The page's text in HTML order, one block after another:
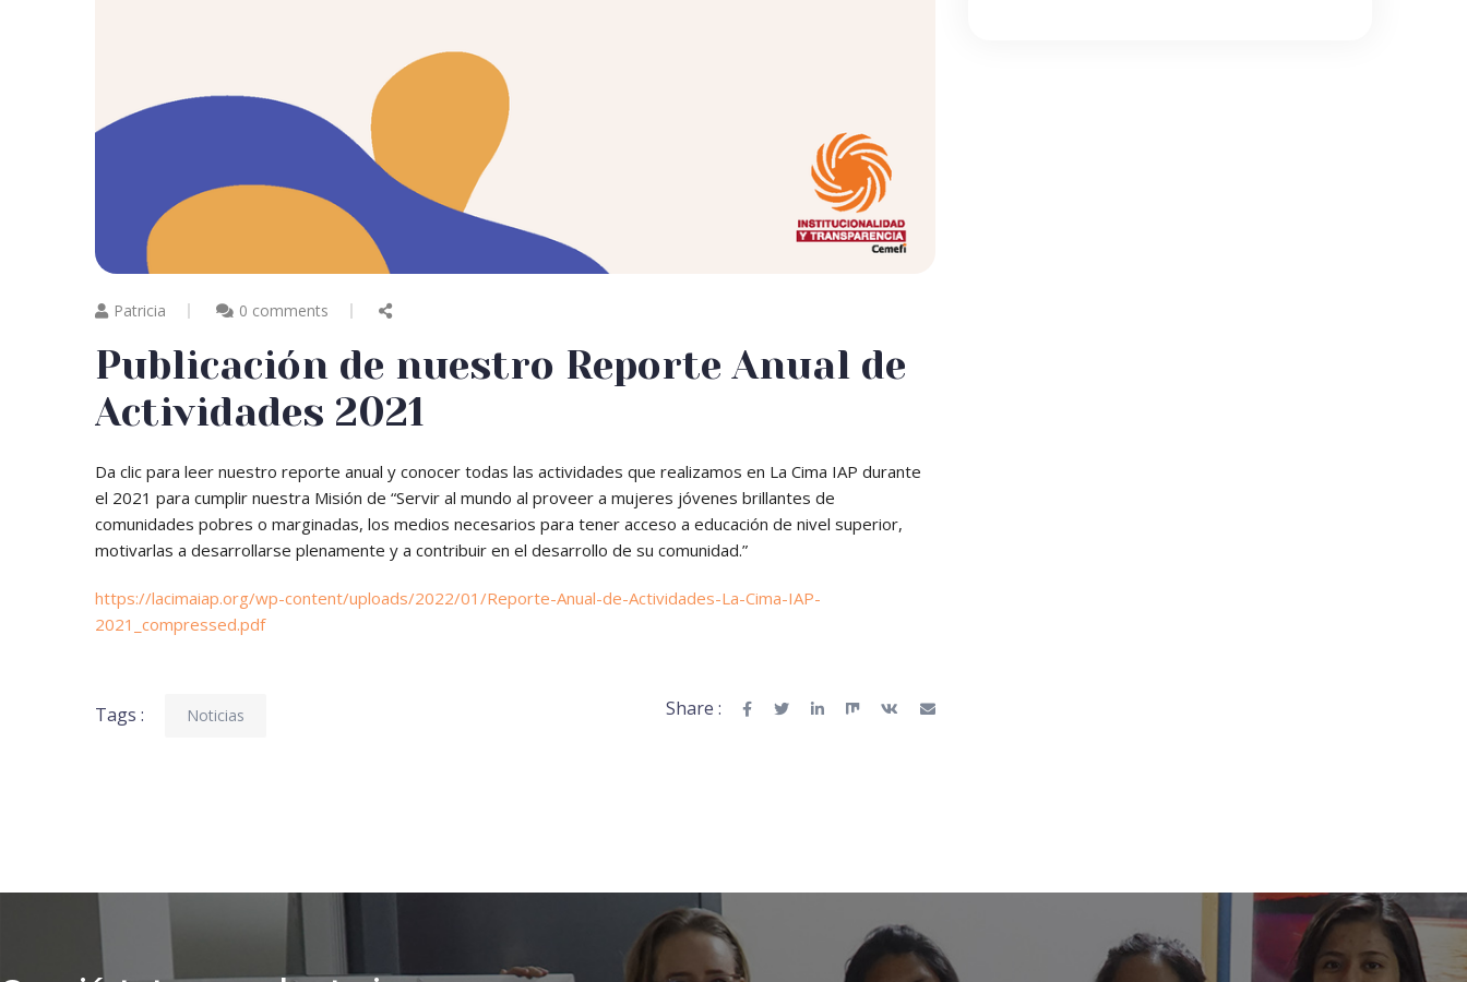
Patricia 0 comments
Publicación de nuestro Reporte Anual de
Actividades 2021
Da clic para leer nuestro reporte anual y conocer todas las actividades que realizamos en La Cima IAP durante
el 2021 para cumplir nuestra Misión de “Servir al mundo al proveer a mujeres jóvenes brillantes de
comunidades pobres o marginadas, los medios necesarios para tener acceso a educación de nivel superior,
motivarlas a desarrollarse plenamente y a contribuir en el desarrollo de su comunidad.”
https://lacimaiap.org/wp-content/uploads/2022/01/Reporte-Anual-de-Actividades-La-Cima-IAP-
2021_compressed.pdf
Tags : Noticias Share :